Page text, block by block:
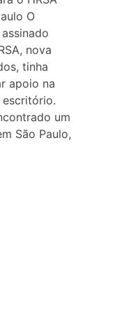
O
nova
tinha
apoio na
escritório.
um
São Paulo,